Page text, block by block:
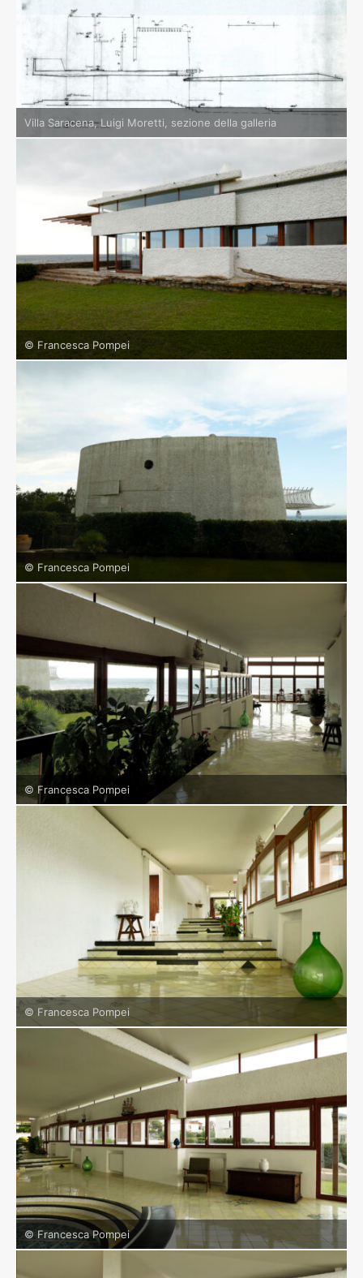
Villa Saracena, Luigi Moretti, sezione della galleria
© Francesca Pompei
© Francesca Pompei
© Francesca Pompei
© Francesca Pompei
© Francesca Pompei